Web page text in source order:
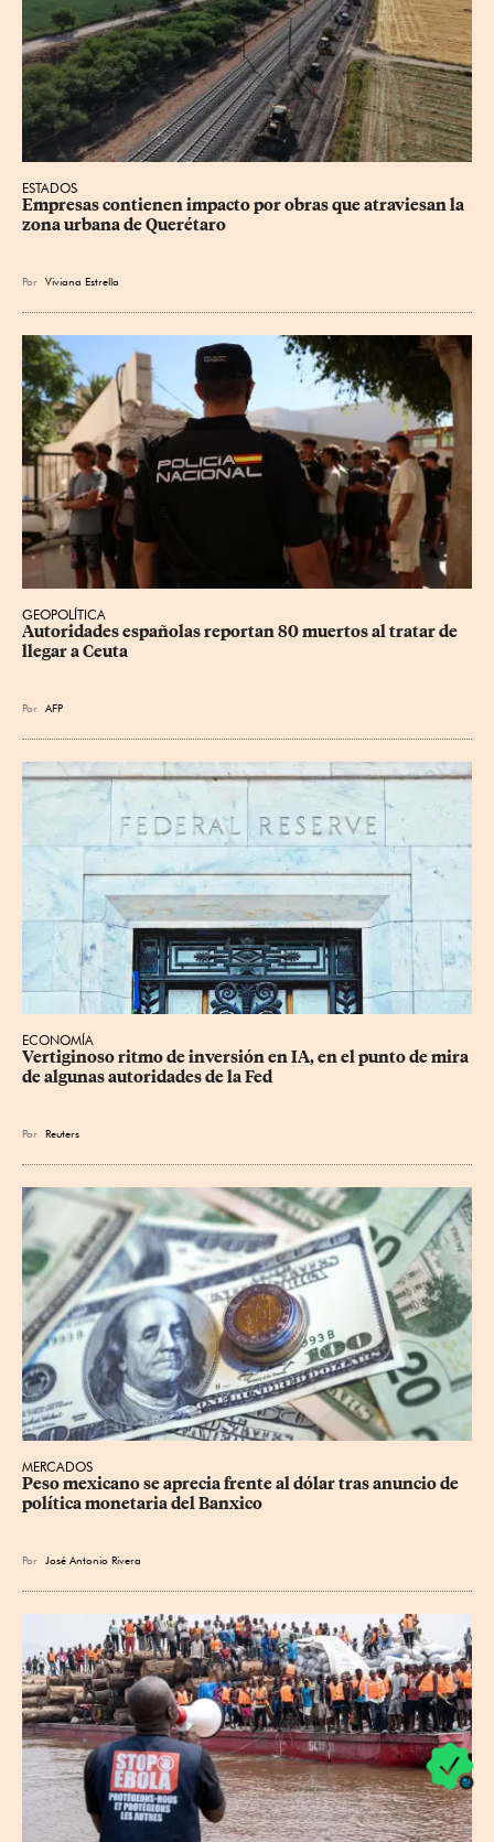
ESTADOS
Empresas contienen impacto por obras que atraviesan la
zona urbana de Querétaro
Por Viviana Estrella
GEOPOLÍTICA
Autoridades españolas reportan 80 muertos al tratar de
llegar a Ceuta
Por AFP
ECONOMÍA
Vertiginoso ritmo de inversión en IA, en el punto de mira
de algunas autoridades de la Fed
Por Reuters
MERCADOS
Peso mexicano se aprecia frente al dólar tras anuncio de
política monetaria del Banxico
Por José Antonio Rivera